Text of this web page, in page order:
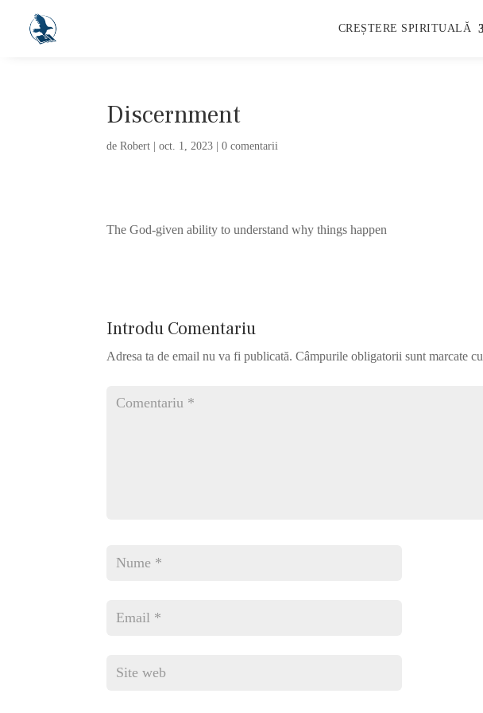
CREȘTERE SPIRITUALĂ
Discernment
deRobert |oct. 1, 2023 |0 comentarii
The God-given ability to understand why things happen
Introdu Comentariu
Adresa ta de email nu va fi publicată. Câmpurile obligatorii sunt marcate cu